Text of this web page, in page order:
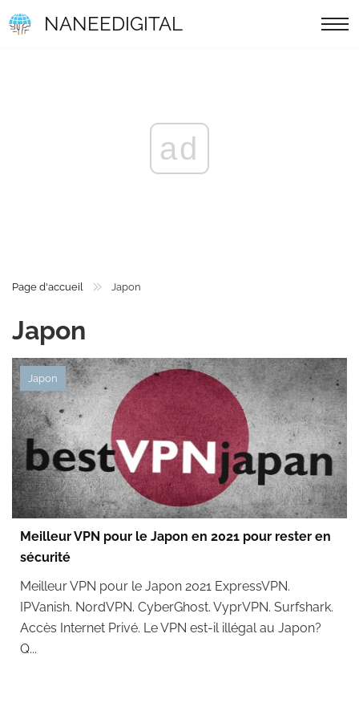
NANEEDIGITAL
ad
Page d'accueil Japon
Japon
Japon
Meilleur VPN pour le Japon en 2021 pour rester en
sécurité
Meilleur VPN pour le Japon 2021 ExpressVPN.
IPVanish. NordVPN. CyberGhost. VyprVPN. Surfshark.
Accès Internet Privé. Le VPN est-il illégal au Japon?
Q...